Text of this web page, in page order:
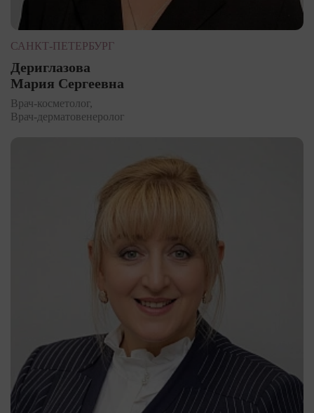
САНКТ-ПЕТЕРБУРГ
Дериглазова
Мария Сергеевна
Врач-косметолог,
Врач-дерматовенеролог